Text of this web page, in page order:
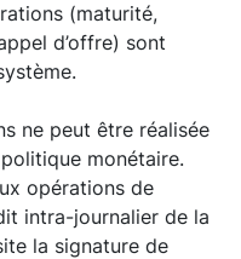
(maturité,
d’offre) sont
ne peut être réalisée
monétaire.
opérations de
intra-journalier de la
la signature de